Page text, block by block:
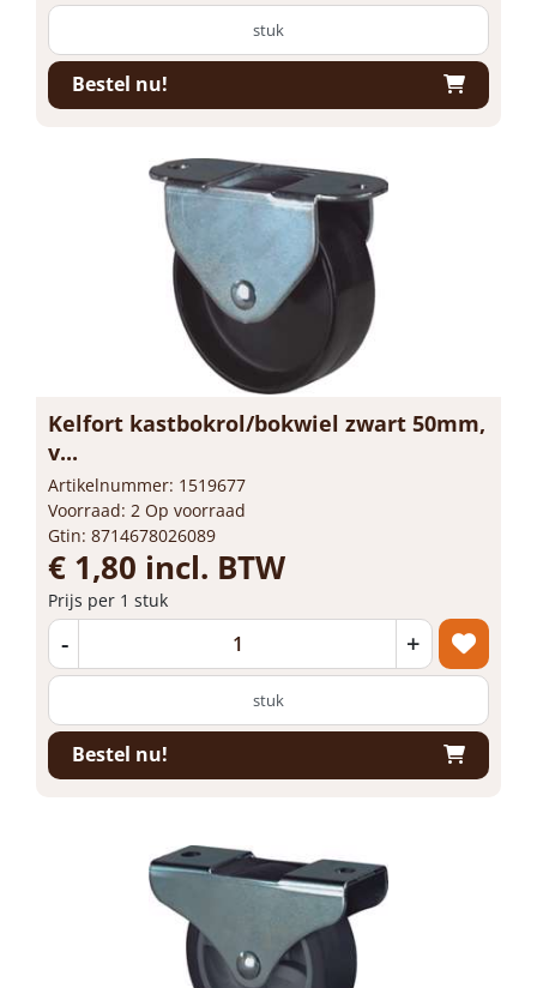
stuk
Bestel nu!
Kelfort kastbokrol/bokwiel zwart 50mm,
v...
Artikelnummer: 1519677
Voorraad: 2 Op voorraad
Gtin: 8714678026089
€ 1,80 incl. BTW
Prijs per 1 stuk
- +
stuk
Bestel nu!